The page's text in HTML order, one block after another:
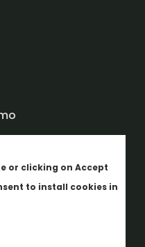
or clicking on Accept
to install cookies in